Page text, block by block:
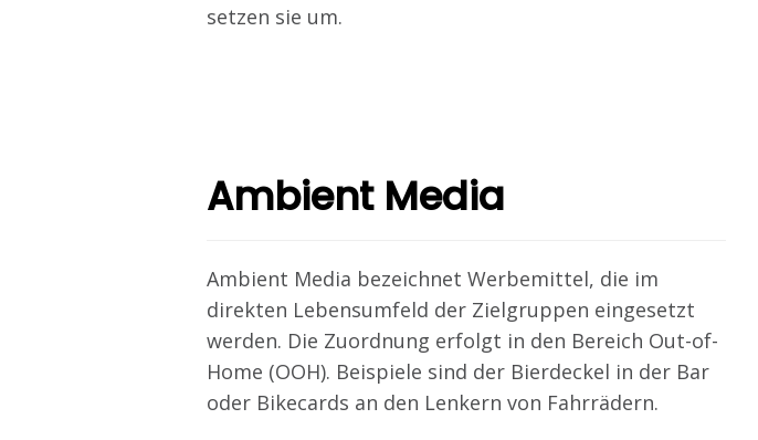
setzen sie um.
Ambient Media
Ambient Media bezeichnet Werbemittel, die im
direkten Lebensumfeld der Zielgruppen eingesetzt
werden. Die Zuordnung erfolgt in den Bereich Out-of-
Home (OOH). Beispiele sind der Bierdeckel in der Bar
oder Bikecards an den Lenkern von Fahrrädern.